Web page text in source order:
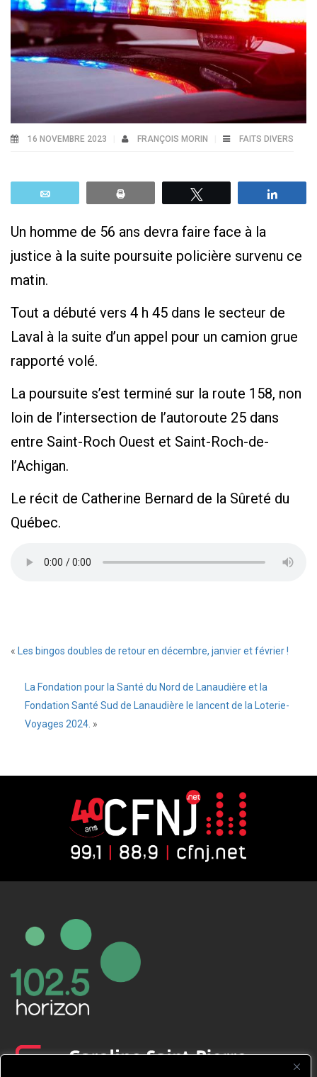
16 NOVEMBRE 2023 FRANÇOIS MORIN FAITS DIVERS
Un homme de 56 ans devra faire face à la
justice à la suite poursuite policière survenu ce
matin.
Tout a débuté vers 4 h 45 dans le secteur de
Laval à la suite d’un appel pour un camion grue
rapporté volé.
La poursuite s’est terminé sur la route 158, non
loin de l’intersection de l’autoroute 25 dans
entre Saint-Roch Ouest et Saint-Roch-de-
l’Achigan.
Le récit de Catherine Bernard de la Sûreté du
Québec.
« Les bingos doubles de retour en décembre, janvier et février !
La Fondation pour la Santé du Nord de Lanaudière et la
Fondation Santé Sud de Lanaudière le lancent de la Loterie-
Voyages 2024. »